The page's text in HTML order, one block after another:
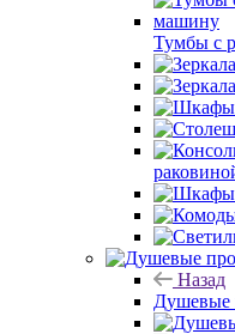
Тумбы с
Назад
Душевые